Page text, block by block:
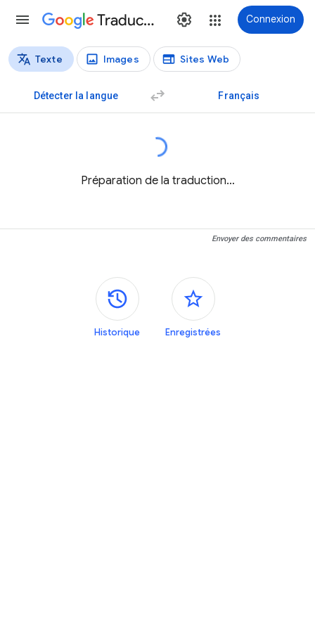
Traduction Connexion
Types de traductions
Texte Images Sites Web
Détecter la langue Français
Préparation de la traduction…
Envoyer des commentaires
Panneaux latéraux
Historique Enregistrées